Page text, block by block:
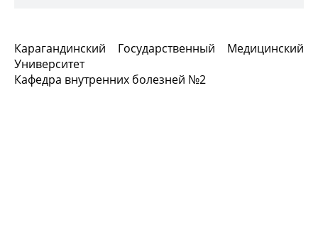
Карагандинский Государственный Медицинский
Университет
Кафедра внутренних болезней №2